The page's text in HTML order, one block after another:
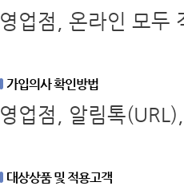
영업점, 온라인 모두
가입의사 확인방법
영업점, 알림톡
대상상품 및 적용고객